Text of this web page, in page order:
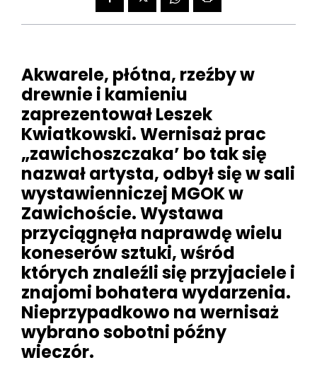
Akwarele, płótna, rzeźby w
drewnie i kamieniu
zaprezentował Leszek
Kwiatkowski. Wernisaż prac
„zawichoszczaka’ bo tak się
nazwał artysta, odbył się w sali
wystawienniczej MGOK w
Zawichoście. Wystawa
przyciągnęła naprawdę wielu
koneserów sztuki, wśród
których znaleźli się przyjaciele i
znajomi bohatera wydarzenia.
Nieprzypadkowo na wernisaż
wybrano sobotni późny
wieczór.